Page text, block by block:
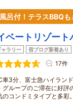
呂付！テラスBBQも
ベートリゾート
ャラリー 宿ブログ新着あり
17件
車3分、富士急ハイラン
グループのご滞在に好評
のコンドミタイプと多彩